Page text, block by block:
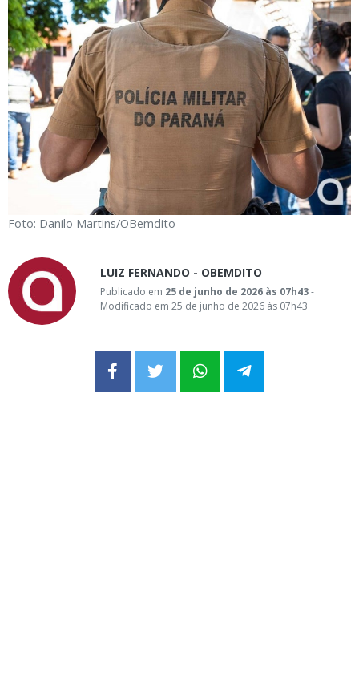
Foto: Danilo Martins/OBemdito
LUIZ FERNANDO - OBEMDITO
Publicado em 25 de junho de 2026 às 07h43-
Modificado em 25 de junho de 2026 às 07h43